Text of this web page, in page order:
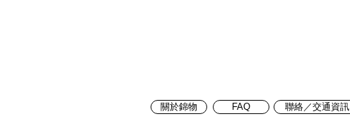
關於錦物 FAQ 聯絡／交通資訊